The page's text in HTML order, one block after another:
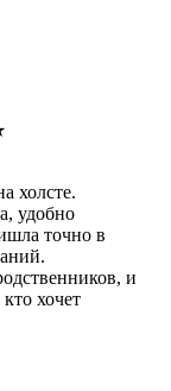
холсте.
удобно
точно в
и
хочет